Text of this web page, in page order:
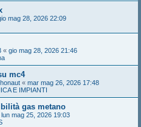
mag 28, 2026 22:09
« gio mag 28, 2026 21:46
mc4
« mar mag 26, 2026 17:48
E IMPIANTI
gas metano
lun mag 25, 2026 19:03